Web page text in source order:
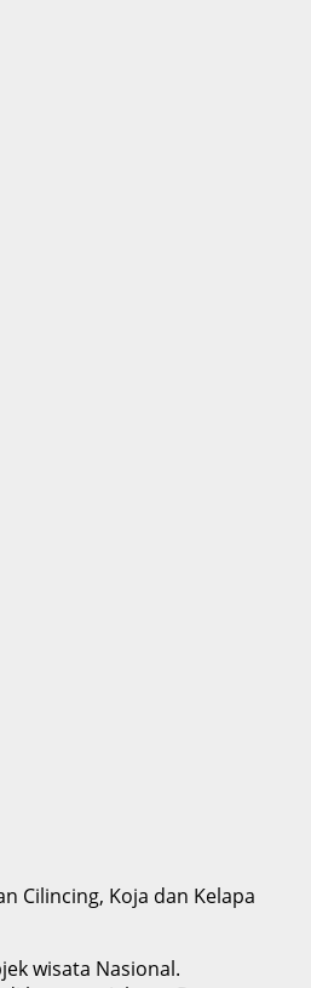
Cilincing, Koja dan Kelapa
wisata Nasional.